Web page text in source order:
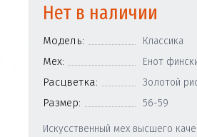
Нет в наличии
Модель: Классика
Мех: Енот
Расцветка: Золотой
Размер: 56-59
Искусственный мех высшего